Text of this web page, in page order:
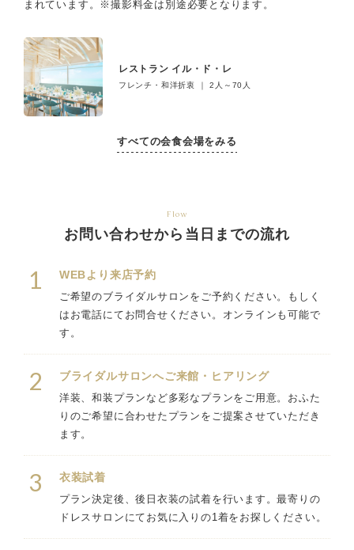
まれています。 ※撮影料金は別途必要となります。
レストラン イル・ド・レ
フレンチ・和洋折衷 ｜ 2人～70人
すべての会食会場をみる
Flow
お問い合わせから当日までの流れ
1 WEBより来店予約
ご希望のブライダルサロンをご予約ください。もしく
はお電話にてお問合せください。オンラインも可能で
す。
2 ブライダルサロンへご来館・ヒアリング
洋装、和装プランなど多彩なプランをご用意。おふた
りのご希望に合わせたプランをご提案させていただき
ます。
3 衣装試着
プラン決定後、後日衣装の試着を行います。最寄りの
ドレスサロンにてお気に入りの1着をお探しください。